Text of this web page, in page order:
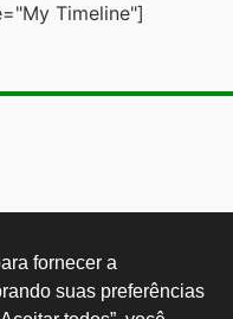
Timeline"]
fornecer a
suas preferências